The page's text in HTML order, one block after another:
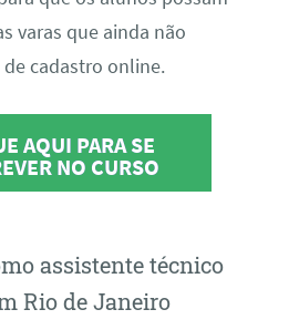
varas que ainda não
cadastro online.
AQUI PARA SE
NO CURSO
assistente técnico
Rio de Janeiro